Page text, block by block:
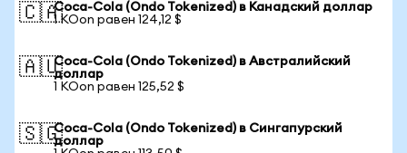
🇨🇦Coca-Cola (Ondo Tokenized) в Канадский доллар
1 KOon равен 124,12 $
🇦🇺Coca-Cola (Ondo Tokenized) в Австралийский
доллар
1 KOon равен 125,52 $
🇸🇬Coca-Cola (Ondo Tokenized) в Сингапурский
доллар